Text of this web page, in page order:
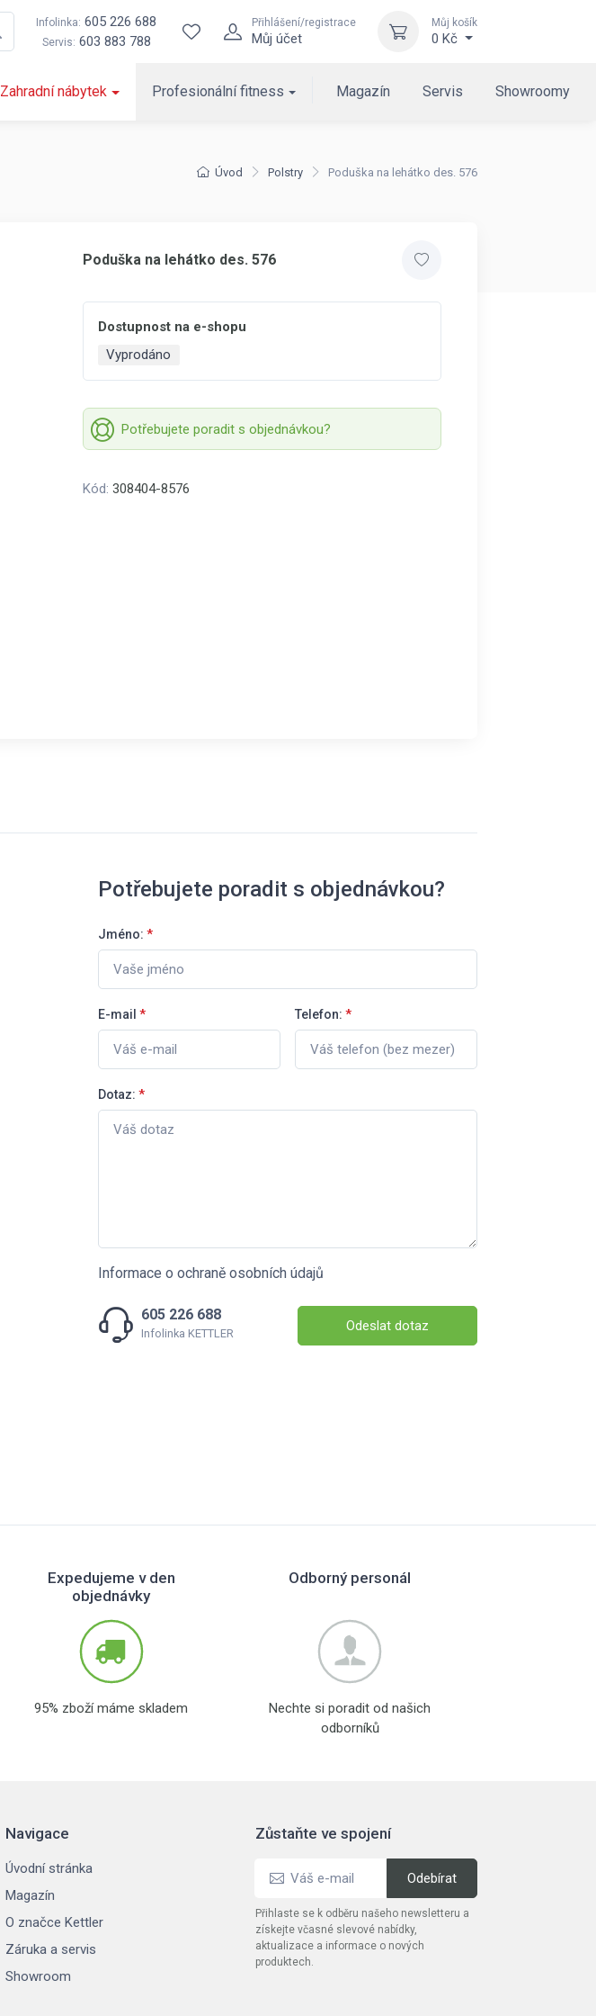
Infolinka: 605 226 688
Servis: 603 883 788
Přihlášení/registrace
Můj účet
Můj košík
0 Kč
Zahradní nábytek Profesionální fitness Magazín Servis Showroomy
Úvod Polstry Poduška na lehátko des. 576
Poduška na lehátko des. 576
Dostupnost na e-shopu
Vyprodáno
Potřebujete poradit s objednávkou?
Kód: 308404-8576
Potřebujete poradit s objednávkou?
Jméno: *
E-mail * Telefon: *
Dotaz: *
Informace o ochraně osobních údajů
605 226 688
Infolinka KETTLER Odeslat dotaz
Expedujeme v den
objednávky
95% zboží máme skladem
Odborný personál
Nechte si poradit od našich
odborníků
Navigace
Úvodní stránka
Magazín
O značce Kettler
Záruka a servis
Showroom
Zůstaňte ve spojení
Přihlaste se k odběru našeho newsletteru a
získejte včasné slevové nabídky,
aktualizace a informace o nových
produktech.